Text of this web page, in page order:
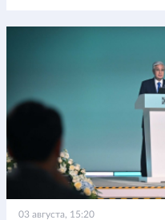
03 августа, 15:20